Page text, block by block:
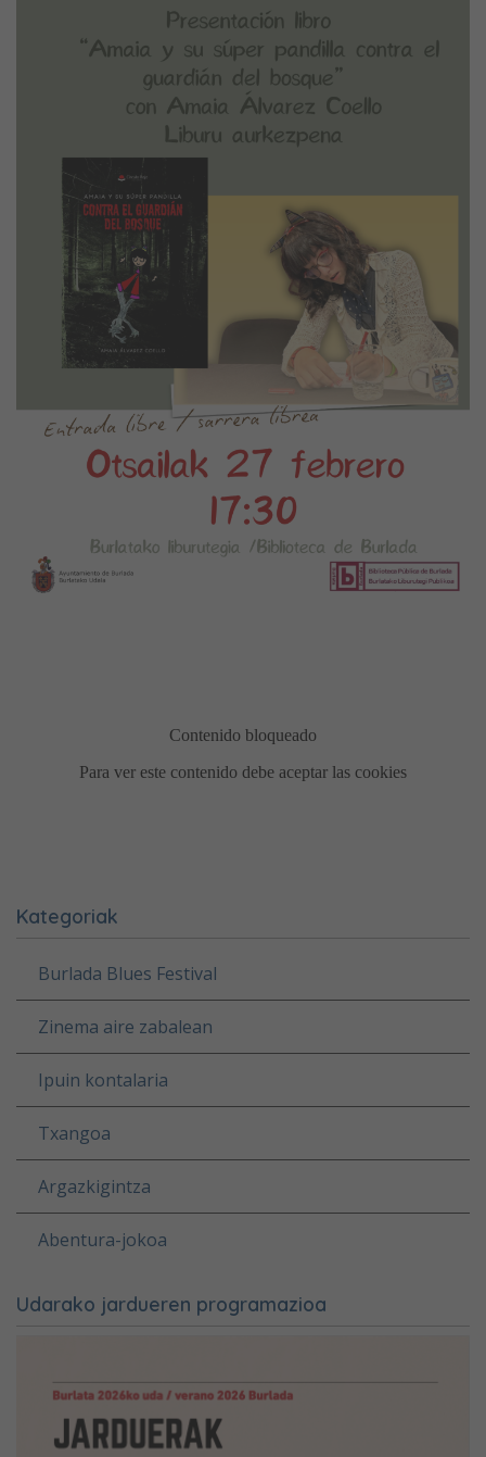
Kategoriak
Burlada Blues Festival
Zinema aire zabalean
Ipuin kontalaria
Txangoa
Argazkigintza
Abentura-jokoa
Udarako jardueren programazioa